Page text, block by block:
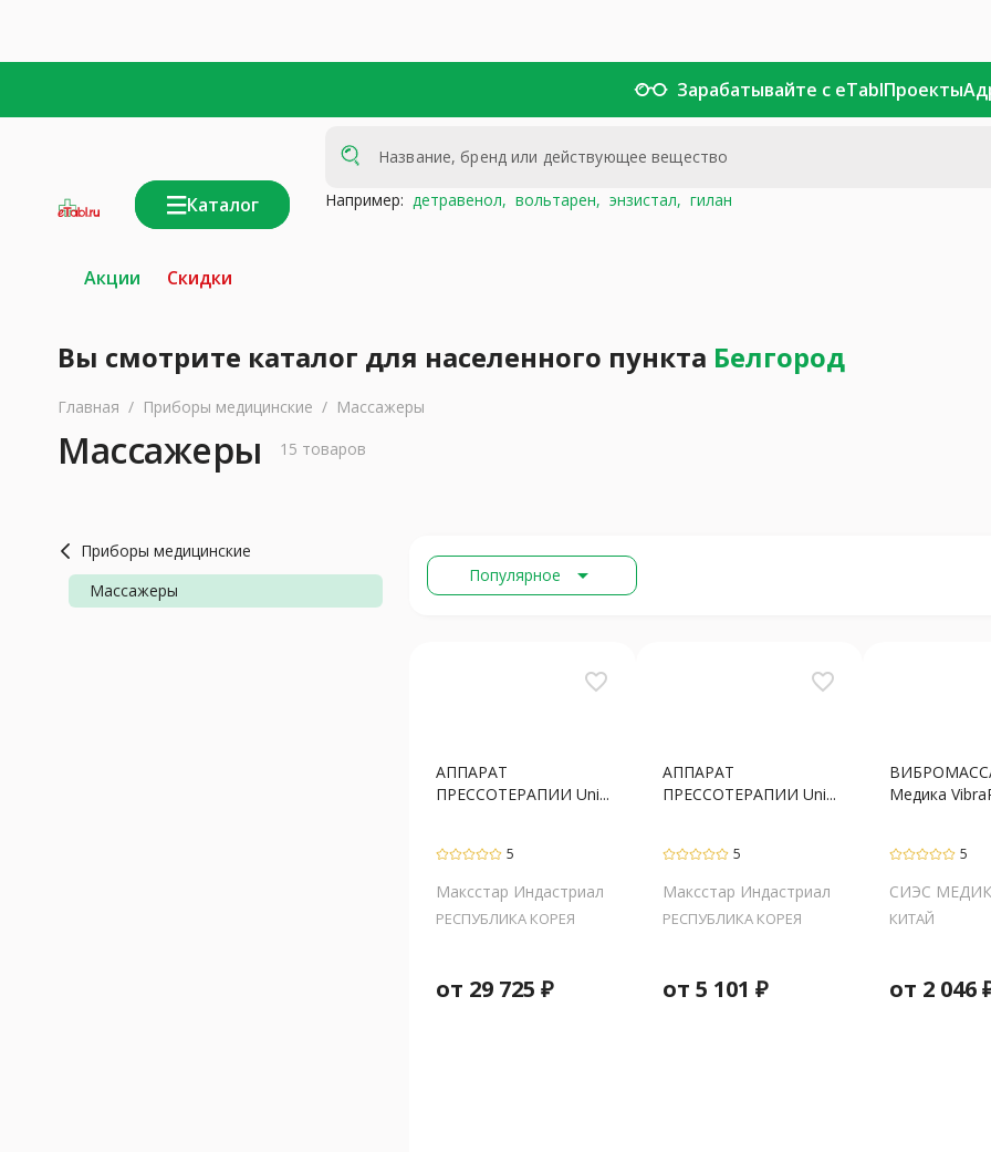
Зарабатывайте с eTablПроекты
Каталог Например: детравенол, вольтарен, энзистал, гилан
Акции Скидки
Вы смотрите каталог для населенного пункта Белгород
Главная / Приборы медицинские / Массажеры
Массажеры 15 товаров
Приборы медицинские
Массажеры
Популярное arrow_drop_down
favorite_border
АППАРАТ
ПРЕССОТЕРАПИИ Uni...
5
Максстар Индастриал
РЕСПУБЛИКА КОРЕЯ
от 29 725 ₽
favorite_border
АППАРАТ
ПРЕССОТЕРАПИИ Uni...
5
Максстар Индастриал
РЕСПУБЛИКА КОРЕЯ
от 5 101 ₽
Медика
5
СИЭС
КИТАЙ
от 2 046